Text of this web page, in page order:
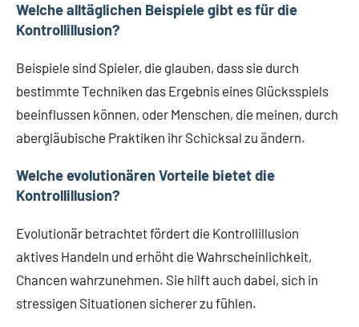
Welche alltäglichen Beispiele gibt es für die
Kontrollillusion?
Beispiele sind Spieler, die glauben, dass sie durch
bestimmte Techniken das Ergebnis eines Glücksspiels
beeinflussen können, oder Menschen, die meinen, durch
abergläubische Praktiken ihr Schicksal zu ändern.
Welche evolutionären Vorteile bietet die
Kontrollillusion?
Evolutionär betrachtet fördert die Kontrollillusion
aktives Handeln und erhöht die Wahrscheinlichkeit,
Chancen wahrzunehmen. Sie hilft auch dabei, sich in
stressigen Situationen sicherer zu fühlen.